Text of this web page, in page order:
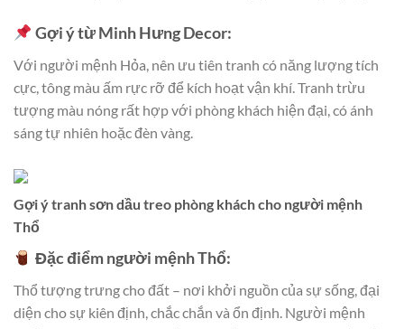
Gợi ý từ Minh Hưng Decor:
Với người mệnh Hỏa, nên ưu tiên tranh có năng lượng tích
cực, tông màu ấm rực rỡ để kích hoạt vận khí. Tranh trừu
tượng màu nóng rất hợp với phòng khách hiện đại, có ánh
sáng tự nhiên hoặc đèn vàng.
Gợi ý tranh sơn dầu treo phòng khách cho người mệnh
Thổ
Đặc điểm người mệnh Thổ:
Thổ tượng trưng cho đất – nơi khởi nguồn của sự sống, đại
diện cho sự kiên định, chắc chắn và ổn định. Người mệnh